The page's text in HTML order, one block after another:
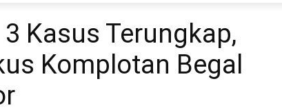
Kasus Terungkap,
Komplotan Begal